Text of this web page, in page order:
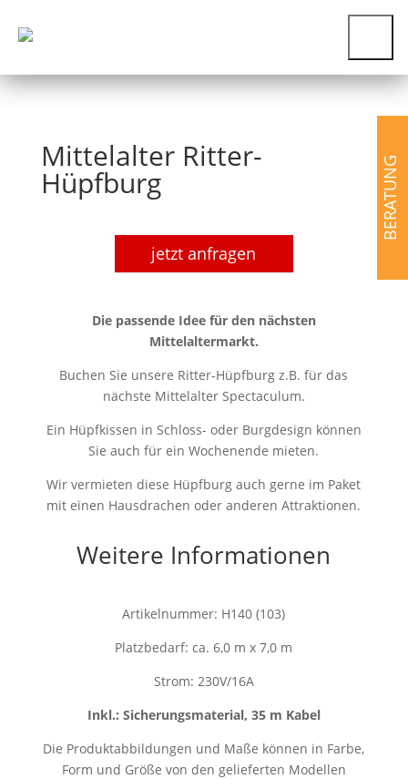
Mittelalter Ritter-
Hüpfburg
Mittelalter
Ritter-
jetzt anfragen
Die passende Idee für den nächsten
Mittelaltermarkt.
Buchen Sie unsere Ritter-Hüpfburg z.B. für das
nächste Mittelalter Spectaculum.
Ein Hüpfkissen in Schloss- oder Burgdesign können
Sie auch für ein Wochenende mieten.
Wir vermieten diese Hüpfburg auch gerne im Paket
mit einen Hausdrachen oder anderen Attraktionen.
Weitere Informationen
Artikelnummer: H140 (103)
Platzbedarf: ca. 6,0 m x 7,0 m
Strom: 230V/16A
Inkl.: Sicherungsmaterial, 35 m Kabel
Die Produktabbildungen und Maße können in Farbe,
Form und Größe von den gelieferten Modellen
BERATUNG